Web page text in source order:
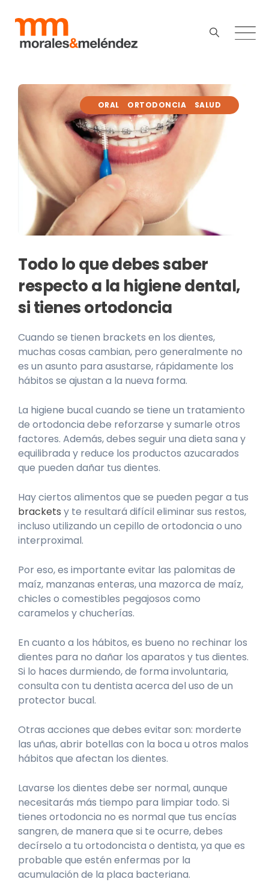
ORAL ORTODONCIA SALUD
Todo lo que debes saber
respecto a la higiene dental,
si tienes ortodoncia
Cuando se tienen brackets en los dientes,
muchas cosas cambian, pero generalmente no
es un asunto para asustarse, rápidamente los
hábitos se ajustan a la nueva forma.
La higiene bucal cuando se tiene un tratamiento
de ortodoncia debe reforzarse y sumarle otros
factores. Además, debes seguir una dieta sana y
equilibrada y reduce los productos azucarados
que pueden dañar tus dientes.
Hay ciertos alimentos que se pueden pegar a tus
brackets y te resultará difícil eliminar sus restos,
incluso utilizando un cepillo de ortodoncia o uno
interproximal.
Por eso, es importante evitar las palomitas de
maíz, manzanas enteras, una mazorca de maíz,
chicles o comestibles pegajosos como
caramelos y chucherías.
En cuanto a los hábitos, es bueno no rechinar los
dientes para no dañar los aparatos y tus dientes.
Si lo haces durmiendo, de forma involuntaria,
consulta con tu dentista acerca del uso de un
protector bucal.
Otras acciones que debes evitar son: morderte
las uñas, abrir botellas con la boca u otros malos
hábitos que afectan los dientes.
Lavarse los dientes debe ser normal, aunque
necesitarás más tiempo para limpiar todo. Si
tienes ortodoncia no es normal que tus encías
sangren, de manera que si te ocurre, debes
decírselo a tu ortodoncista o dentista, ya que es
probable que estén enfermas por la
acumulación de la placa bacteriana.